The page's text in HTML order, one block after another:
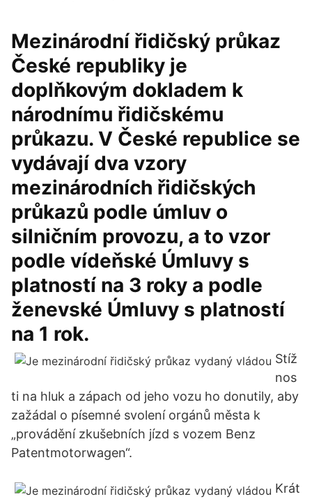
Mezinárodní řidičský průkaz
České republiky je
doplňkovým dokladem k
národnímu řidičskému
průkazu. V České republice se
vydávají dva vzory
mezinárodních řidičských
průkazů podle úmluv o
silničním provozu, a to vzor
podle vídeňské Úmluvy s
platností na 3 roky a podle
ženevské Úmluvy s platností
na 1 rok.
Stíž
nos
ti na hluk a zápach od jeho vozu ho donutily, aby
zažádal o písemné svolení orgánů města k
„provádění zkušebních jízd s vozem Benz
Patentmotorwagen“.
Krát